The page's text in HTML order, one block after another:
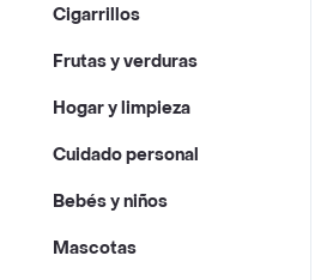
Cigarrillos
Frutas y verduras
Hogar y limpieza
Cuidado personal
Bebés y niños
Mascotas